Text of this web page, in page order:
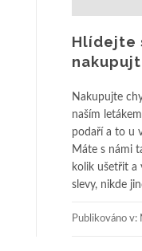
Hlídejte
Nakupujte
naším
podaří a to u
Máte s námi
kolik ušetřit a
slevy, nikde
Publikováno v: